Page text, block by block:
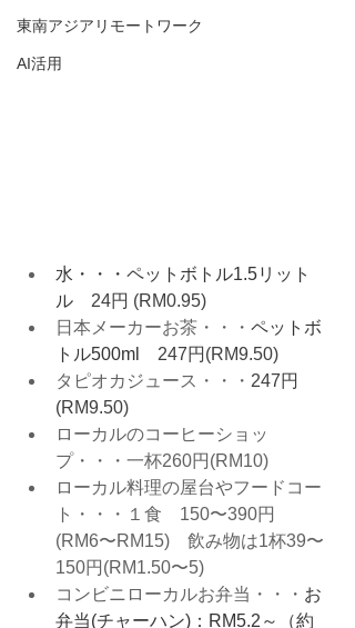
東南アジアリモートワーク
AI活用
水・・・ペットボトル1.5リット
ル 24円 (RM0.95)
日本メーカーお茶・・・ ペットボ
トル500ml 247円(RM9.50)
タピオカジュース・・・ 247円
(RM9.50)
ローカルのコーヒーショッ
プ・・・一杯260円(RM10)
ローカル料理の屋台やフードコー
ト・・・１食　150〜390円
(RM6〜RM15)　飲み物は1杯39〜
150円(RM1.50〜5)
コンビニローカルお弁当・・・ お
弁当(チャーハン)：RM5.2～（約